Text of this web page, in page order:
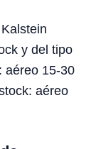
y del tipo
aéreo 15-30
aéreo